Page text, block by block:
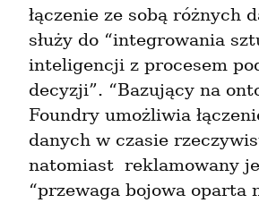
łączenie ze sobą różnych
służy do “integrowania
inteligencji z procesem
decyzji”. “Bazujący na
Foundry umożliwia
danych w czasie
natomiast  reklamowany
“przewaga bojowa oparta